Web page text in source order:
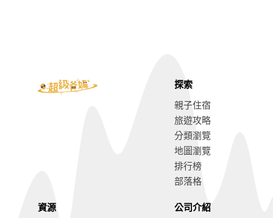
探索
親子住宿
旅遊攻略
分類瀏覽
地圖瀏覽
排行榜
部落格
資源 公司介紹